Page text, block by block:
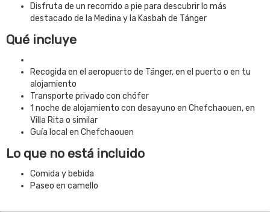
Disfruta de un recorrido a pie para descubrir lo más
destacado de la Medina y la Kasbah de Tánger
Qué incluye
Recogida en el aeropuerto de Tánger, en el puerto o en tu
alojamiento
Transporte privado con chófer
1 noche de alojamiento con desayuno en Chefchaouen, en
Villa Rita o similar
Guía local en Chefchaouen
Lo que no está incluido
Comida y bebida
Paseo en camello